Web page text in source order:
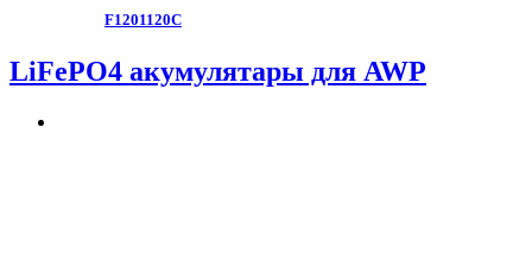
F1201120C
LiFePO4 акумулятары для AWP